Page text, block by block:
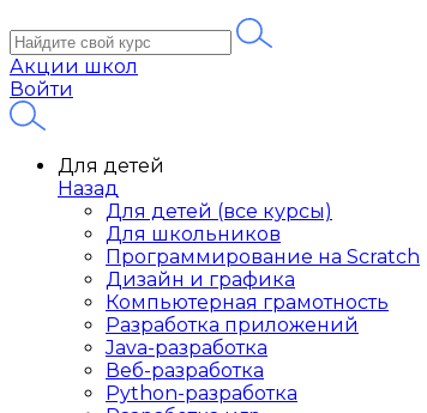
Акции школ
Войти
Для детей
Назад
Для детей (все курсы)
Для школьников
Программирование на Scratch
Дизайн и графика
Компьютерная грамотность
Разработка приложений
Java-разработка
Веб-разработка
Python-разработка